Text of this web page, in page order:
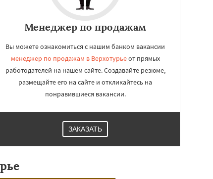
Менеджер по продажам
Вы можете ознакомиться с нашим банком вакансии
менеджер по продажам в Верхотурьеот прямых
работодателей на нашем сайте. Создавайте резюме,
размещайте его на сайте и откликайтесь на
понравившиеся вакансии.
ЗАКАЗАТЬ